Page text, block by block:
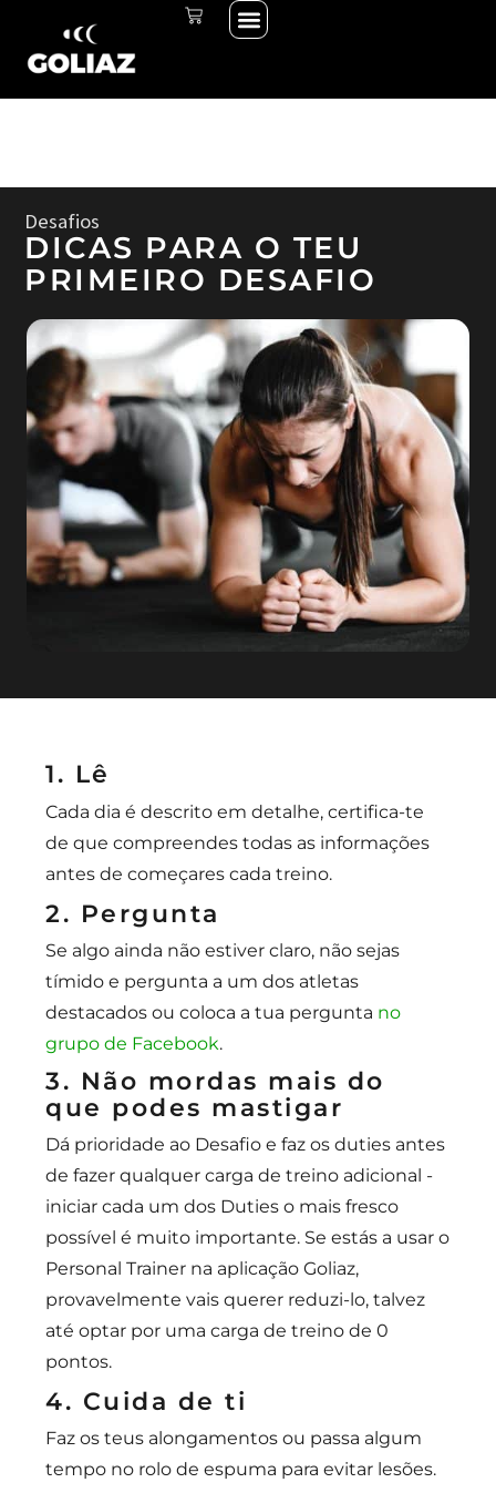
content
Menu
CART
Desafios
DICAS PARA O TEU
PRIMEIRO DESAFIO
1. Lê
Cada dia é descrito em detalhe, certifica-te
de que compreendes todas as informações
antes de começares cada treino.
2. Pergunta
Se algo ainda não estiver claro, não sejas
tímido e pergunta a um dos atletas
destacados ou coloca a tua pergunta no
grupo de Facebook.
3. Não mordas mais do
que podes mastigar
Dá prioridade ao Desafio e faz os duties antes
de fazer qualquer carga de treino adicional -
iniciar cada um dos Duties o mais fresco
possível é muito importante. Se estás a usar o
Personal Trainer na aplicação Goliaz,
provavelmente vais querer reduzi-lo, talvez
até optar por uma carga de treino de 0
pontos.
4. Cuida de ti
Faz os teus alongamentos ou passa algum
tempo no rolo de espuma para evitar lesões.